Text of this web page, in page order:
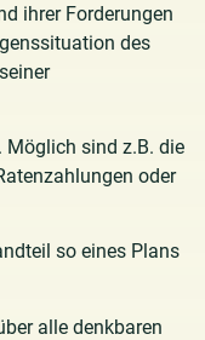
ihrer Forderungen
des
Möglich sind z.B. die
oder
so eines Plans
alle denkbaren